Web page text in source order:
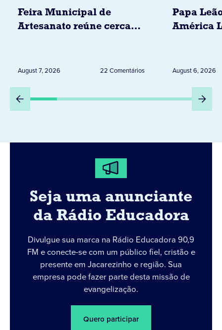
Feira Municipal de
Artesanato reúne cerca
August 7, 2026 22 Comentários
Papa
América
Peru
August 6, 2026
Seja uma anunciante
da Rádio Educadora
Divulgue sua marca na Rádio Educadora 90,9
FM e conecte-se com um público fiel, cristão e
presente em Jacarezinho e região. Sua
empresa pode fazer parte desta missão de
evangelização.
Quero participar